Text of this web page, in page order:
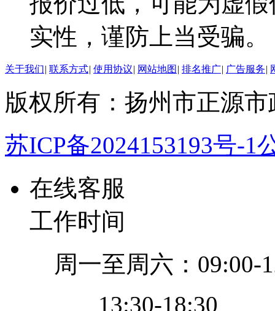
实性，谨防上当受骗。
关于我们| 联系方式| 使用协议| 网站地图 | 排名推广| 广告服务|
版权所有：扬州市正源
苏ICP备2024153193号-1
在线客服
工作时间
周一至周六：09:00-
13:30-18:30